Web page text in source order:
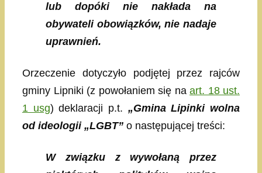
lub dopóki nie nakłada na
obywateli obowiązków, nie nadaje
uprawnień.
Orzeczenie dotyczyło podjętej przez rajców
gminy Lipniki (z powołaniem się na art. 18 ust.
1 usg) deklaracji p.t. „Gmina Lipinki wolna
od ideologii „LGBT” o następującej treści:
W związku z wywołaną przez